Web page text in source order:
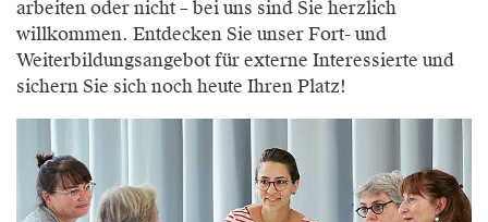
arbeiten oder nicht – bei uns sind Sie herzlich
willkommen. Entdecken Sie unser Fort- und
Weiterbildungsangebot für externe Interessierte und
sichern Sie sich noch heute Ihren Platz!